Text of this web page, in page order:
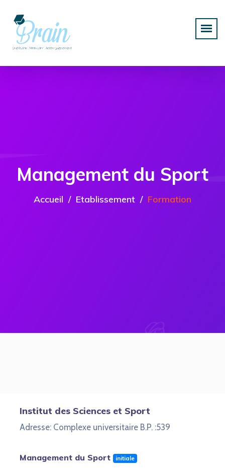
Management du Sport
Accueil Etablissement Formation
Institut des Sciences et Sport
Adresse: Complexe universitaire B.P. :539
Management du Sport initiale